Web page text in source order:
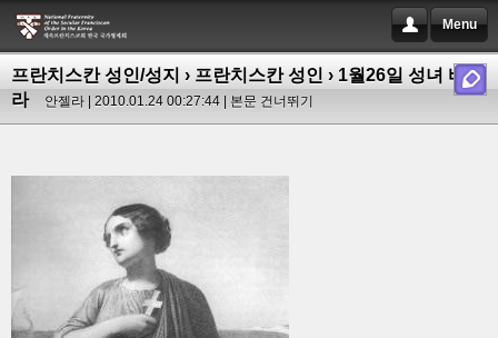
Menu
프란치스칸 성인/성지 › 프란치스칸 성인 › 1월26일 성녀 바울
라
안젤라 | 2010.01.24 00:27:44 | 본문 건너뛰기